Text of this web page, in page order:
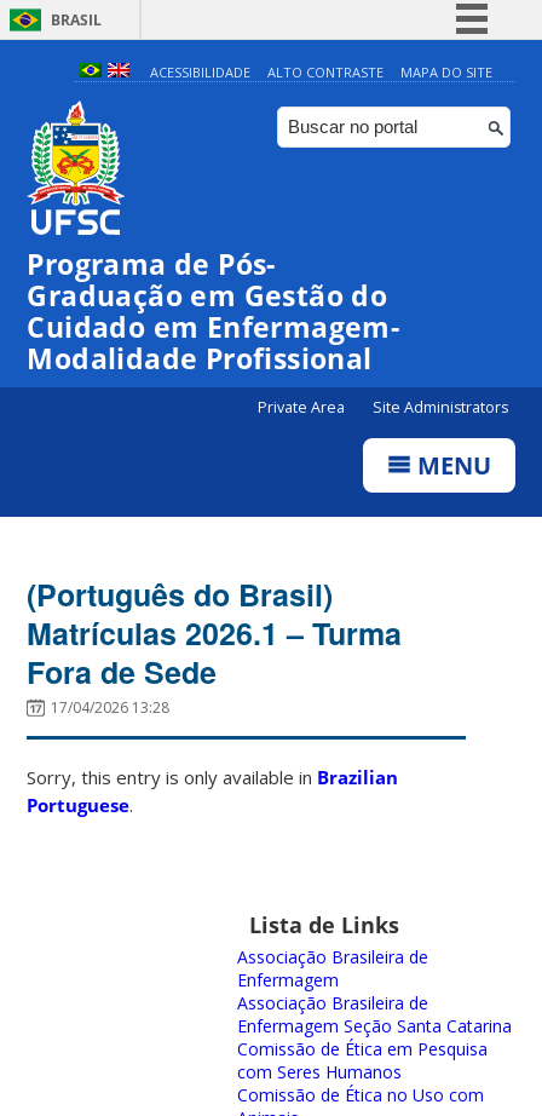
BRASIL
Simplifique!
Comunica BR
Participe
ACESSIBILIDADE ALTO CONTRASTE MAPA DO SITE
Programa de Pós-
Graduação em Gestão do
Cuidado em Enfermagem-
Modalidade Profissional
Private Area Site Administrators
MENU
(Português do Brasil)
Matrículas 2026.1 – Turma
Fora de Sede
17/04/2026 13:28
Sorry, this entry is only available in Brazilian
Portuguese.
Lista de Links
Associação Brasileira de
Enfermagem
Associação Brasileira de
Enfermagem Seção Santa Catarina
Comissão de Ética em Pesquisa
com Seres Humanos
Comissão de Ética no Uso com